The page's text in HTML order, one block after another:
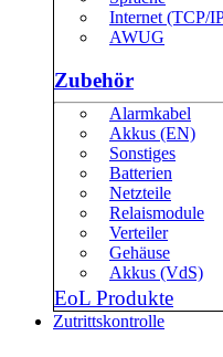
Internet (TCP/
AWUG
Zubehör
Alarmkabel
Akkus (EN)
Sonstiges
Batterien
Netzteile
Relaismodule
Verteiler
Gehäuse
Akkus (VdS)
EoL Produkte
Zutrittskontrolle